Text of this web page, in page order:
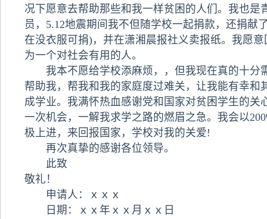
况下愿意去帮助那些和我一样贫困的人们。我也是
员，5.12地震期间我不但随学校一起捐款，还捐献
在没衣服可捐)，并在潇湘晨报社义卖报纸。我愿
为一个对社会有用的人。
我本不愿给学校添麻烦，，但我现在真的十分
帮助我，帮我和我的家庭度过难关，让我能有幸和
成学业。我满怀热血感谢党和国家对贫困学生的关
一次机会，一解我求学之路的燃眉之急。我会以
极上进，来回报国家，学校对我的关爱!
再次真挚的感谢各位领导。
此致
敬礼！
申请人：ｘｘｘ
日期：ｘｘ年ｘｘ月ｘｘ日